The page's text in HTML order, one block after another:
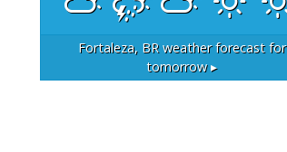
Fortaleza, BRweather forecast for
tomorrow ▸